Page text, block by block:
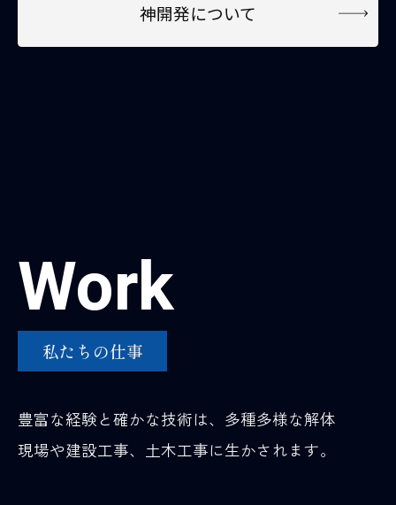
神開発について
Work
私たちの仕事
豊富な経験と確かな技術は、多種多様な解体
現場や建設工事、土木工事に生かされます。